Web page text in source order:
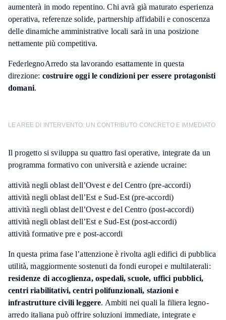
aumenterà in modo repentino. Chi avrà già maturato esperienza
operativa, referenze solide, partnership affidabili e conoscenza
delle dinamiche amministrative locali sarà in una posizione
nettamente più competitiva.
FederlegnoArredo sta lavorando esattamente in questa
direzione: costruire oggi le condizioni per essere protagonisti
domani.
LE AREE DI INTERVENTO: UN CONTRIBUTO CONCRETO E IMMEDIATO
Il progetto si sviluppa su quattro fasi operative, integrate da un
programma formativo con università e aziende ucraine:
attività negli oblast dell’Ovest e del Centro (pre-accordi)
attività negli oblast dell’Est e Sud-Est (pre-accordi)
attività negli oblast dell’Ovest e del Centro (post-accordi)
attività negli oblast dell’Est e Sud-Est (post-accordi)
attività formative pre e post-accordi
In questa prima fase l’attenzione è rivolta agli edifici di pubblica
utilità, maggiormente sostenuti da fondi europei e multilaterali:
residenze di accoglienza, ospedali, scuole, uffici pubblici,
centri riabilitativi, centri polifunzionali, stazioni e
infrastrutture civili leggere. Ambiti nei quali la filiera legno-
arredo italiana può offrire soluzioni immediate, integrate e